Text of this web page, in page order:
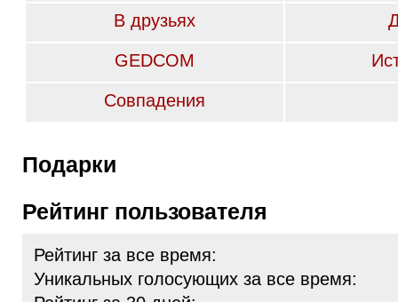
В друзьях
GEDCOM
Совпадения
Подарки
Рейтинг пользователя
Рейтинг за все время:
Уникальных голосующих за все время: